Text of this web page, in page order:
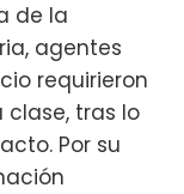
de la
agentes
requirieron
clase, tras lo
Por su